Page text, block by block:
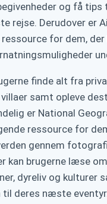
og få
rejse. Derudover er
for dem,
finde alt fra
samt opleve
er National
ressource for
gennem
kan brugerne læse
dyreliv og kulturer
til deres næste